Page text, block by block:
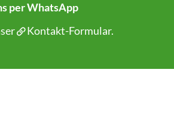
per WhatsApp
Kontakt-Formular.